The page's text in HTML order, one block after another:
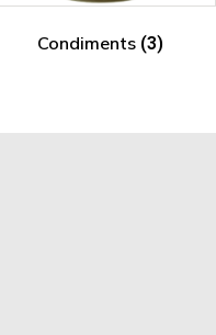
Condiments (3)